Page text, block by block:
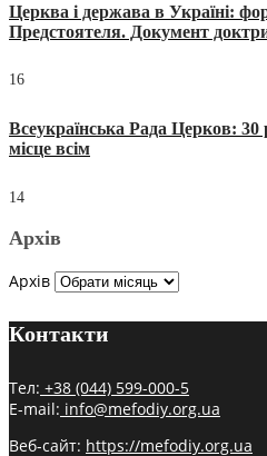
Церква і держава в Україні:
Предстоятеля. Документ
16
Всеукраїнська Рада Церков: 30
місце всім
14
Архів
Архів
Контакти
Тел: +38 (044) 599-000-5
E-mail: info@mefodiy.org.ua
Веб-сайт: https://mefodiy.org.ua